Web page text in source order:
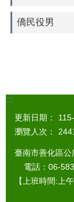
僑民役男
:::
更新日期：
瀏覽人次：
臺南市善化區
電話：06-
【上班時間:上